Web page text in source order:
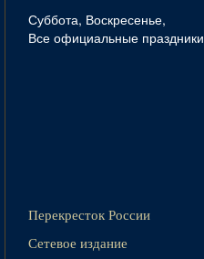
Суббота, Воскресенье,
Все официальные праздники
Перекресток России
Сетевое издание